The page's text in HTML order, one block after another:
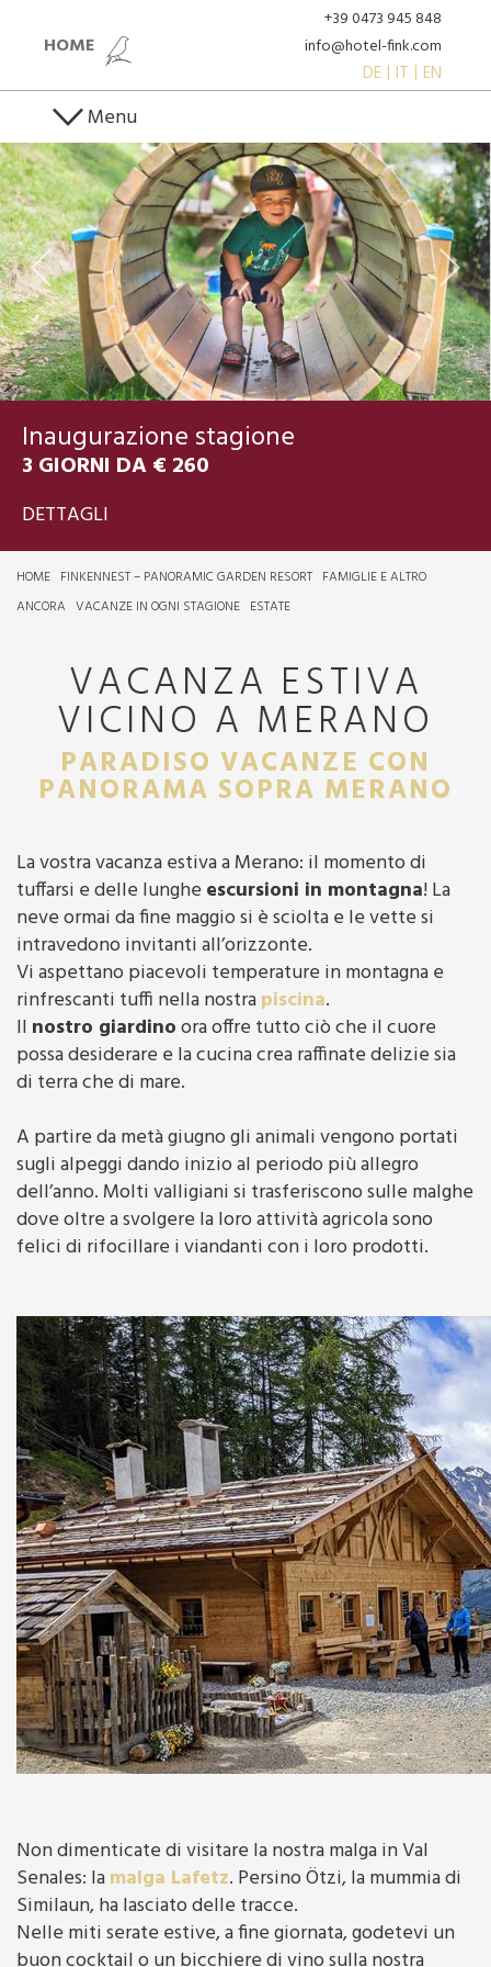
HOME
+39 0473 945 848
info@hotel-fink.com
DE IT EN
Menu
Inaugurazione stagione
3 GIORNI DA € 260
DETTAGLI
HOME FINKENNEST – PANORAMIC GARDEN RESORT FAMIGLIE E ALTRO
ANCORA VACANZE IN OGNI STAGIONE ESTATE
VACANZA ESTIVA
VICINO A MERANO
PARADISO VACANZE CON
PANORAMA SOPRA MERANO
La vostra vacanza estiva a Merano: il momento di
tuffarsi e delle lunghe escursioni in montagna! La
neve ormai da fine maggio si è sciolta e le vette si
intravedono invitanti all’orizzonte.
Vi aspettano piacevoli temperature in montagna e
rinfrescanti tuffi nella nostrapiscina.
Il nostro giardinoora offre tutto ciò che il cuore
possa desiderare e la cucina crea raffinate delizie sia
di terra che di mare.
A partire da metà giugno gli animali vengono portati
sugli alpeggi dando inizio al periodo più allegro
dell’anno. Molti valligiani si trasferiscono sulle malghe
dove oltre a svolgere la loro attività agricola sono
felici di rifocillare i viandanti con i loro prodotti.
Non dimenticate di visitare la nostra malga in Val
Senales: lamalga Lafetz. Persino Ötzi, la mummia di
Similaun, ha lasciato delle tracce.
Nelle miti serate estive, a fine giornata, godetevi un